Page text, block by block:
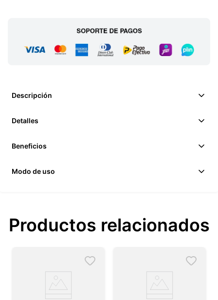
Descripción
Detalles
Beneficios
Modo de uso
Productos relacionados